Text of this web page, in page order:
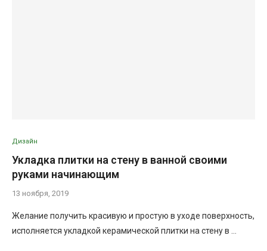
Дизайн
Укладка плитки на стену в ванной своими
руками начинающим
13 ноября, 2019
Желание получить красивую и простую в уходе поверхность,
исполняется укладкой керамической плитки на стену в …